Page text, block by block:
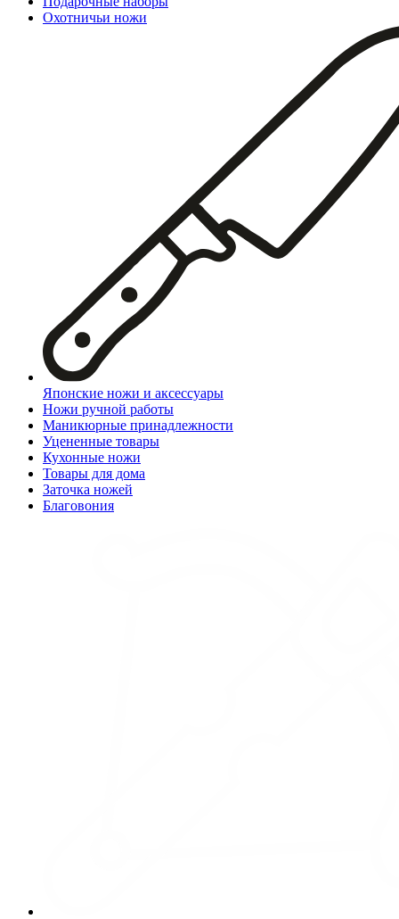
Охотничьи ножи
Японские ножи и аксессуары
Ножи ручной работы
Маникюрные принадлежности
Уцененные товары
Кухонные ножи
Товары для дома
Заточка ножей
Благовония